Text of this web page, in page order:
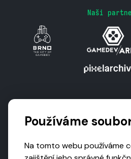
Naši
Používáme
Na tomto webu používáme